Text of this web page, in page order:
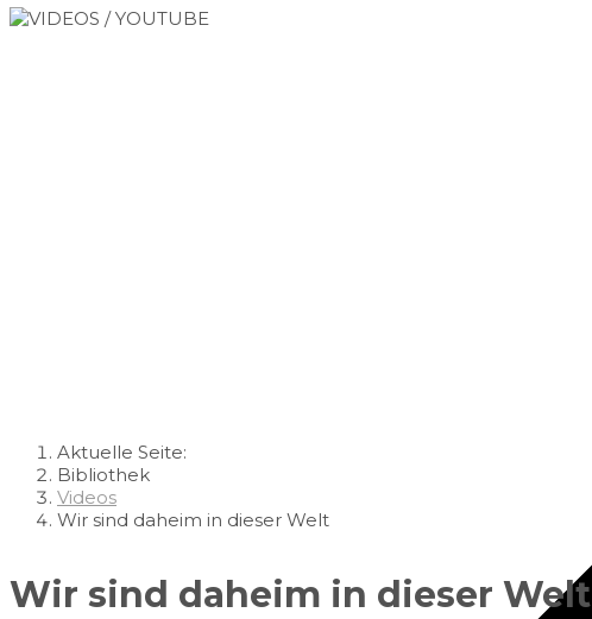
Aktuelle Seite:
Bibliothek
Videos
Wir sind daheim in dieser Welt
Wir sind daheim in dieser Welt